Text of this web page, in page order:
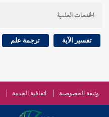
الخدمات العلمية
تفسير الآية ترجمة علم
وثيقة الخصوصية اتفاقية الخدمة